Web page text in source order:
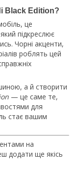
Black Edition?
це
підкреслює
Чорні акценти,
роблять цей
а й створити
— це саме те,
для
стає вашим
на
додати ще якісь